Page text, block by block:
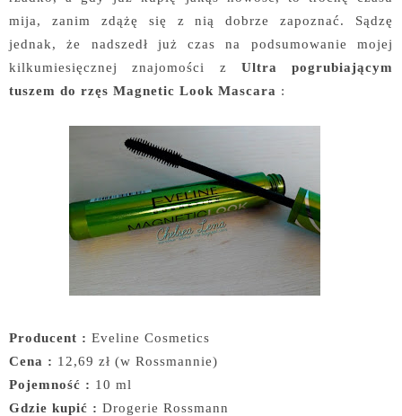
mija, zanim zdążę się z nią dobrze zapoznać. Sądzę
jednak, że nadszedł już czas na podsumowanie mojej
kilkumiesięcznej znajomości z Ultra pogrubiającym
tuszem do rzęs Magnetic Look Mascara :
Producent : Eveline Cosmetics
Cena : 12,69 zł (w Rossmannie)
Pojemność : 10 ml
Gdzie kupić : Drogerie Rossmann